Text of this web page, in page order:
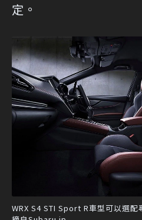
定。
WRX S4 STI Sport R車型可以選